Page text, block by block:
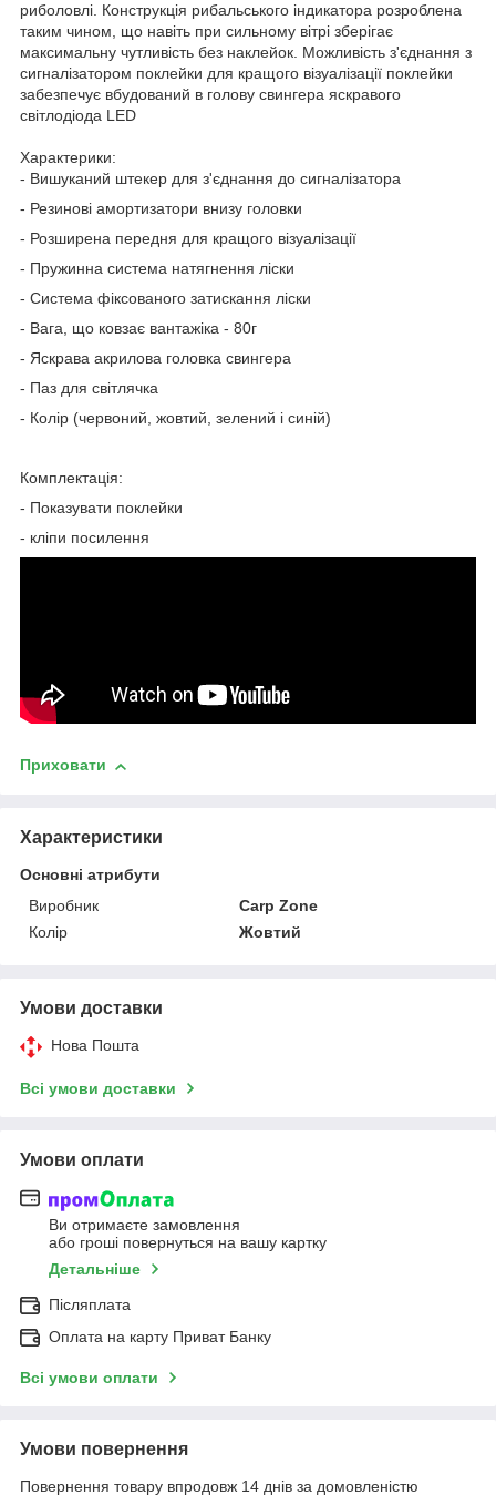
риболовлі. Конструкція рибальського індикатора розроблена
таким чином, що навіть при сильному вітрі зберігає
максимальну чутливість без наклейок. Можливість з'єднання з
сигналізатором поклейки для кращого візуалізації поклейки
забезпечує вбудований в голову свингера яскравого
світлодіода LED
Характерики:
- Вишуканий штекер для з'єднання до сигналізатора
- Резинові амортизатори внизу головки
- Розширена передня для кращого візуалізації
- Пружинна система натягнення ліски
- Система фіксованого затискання ліски
- Вага, що ковзає вантажіка - 80г
- Яскрава акрилова головка свингера
- Паз для світлячка
- Колір (червоний, жовтий, зелений і синій)
Комплектація:
- Показувати поклейки
- кліпи посилення
Приховати
Характеристики
Основні атрибути
Виробник
Carp Zone
Колір
Жовтий
Умови доставки
Нова Пошта
Всі умови доставки
Умови оплати
Ви отримаєте замовлення
або гроші повернуться на вашу картку
Детальніше
Післяплата
Оплата на карту Приват Банку
Всі умови оплати
Умови повернення
Повернення товару впродовж 14 днів за домовленістю